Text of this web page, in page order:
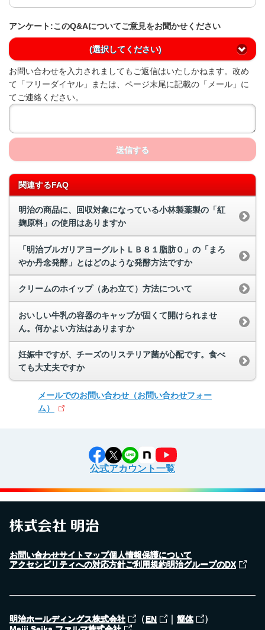
アンケート:このQ&Aについてご意見をお聞かせください
(選択してください)
お問い合わせを入力されましてもご返信はいたしかねます。改め
て「フリーダイヤル」または、ページ末尾に記載の「メール」に
てご連絡ください。
送信する
関連するFAQ
明治の商品に、回収対象になっている小林製薬製の「紅
麹原料」の使用はありますか
「明治ブルガリアヨーグルトＬＢ８１脂肪０」の「まろ
やか丹念発酵」とはどのような発酵方法ですか
クリームのホイップ（あわ立て）方法について
おいしい牛乳の容器のキャップが固くて開けられませ
ん。何かよい方法はありますか
妊娠中ですが、チーズのリステリア菌が心配です。食べ
ても大丈夫ですか
メールでのお問い合わせ （お問い合わせフォー
ム）
公式アカウント一覧
お問い合わせサイトマップ個人情報保護について
アクセシビリティへの対応方針ご利用規約明治グループのDX
明治ホールディングス株式会社 （EN ｜ 簡体 ）